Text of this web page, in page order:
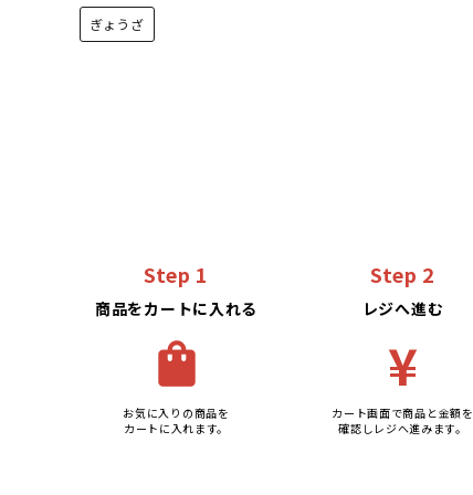
ぎょうざ
Step 1
商品をカートに入れる
shopping_bag
お気に入りの商品を
カートに入れます。
Step 2
レジへ進む
¥
カート画面で商品と金額を
確認しレジへ進みます。